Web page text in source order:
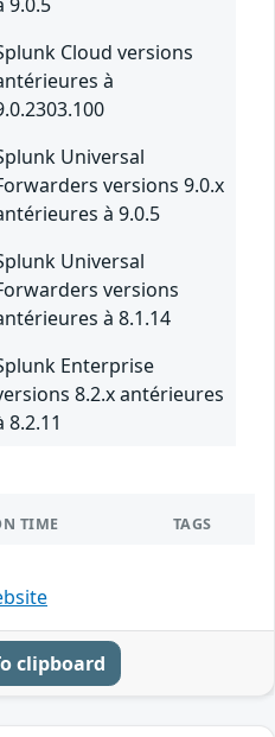
Cloud versions
à
Universal
versions 9.0.x
à 9.0.5
Universal
versions
à 8.1.14
Enterprise
8.2.x antérieures
8.2.11
TIME TAGS
clipboard